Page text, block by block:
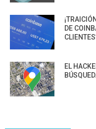
DE
EL